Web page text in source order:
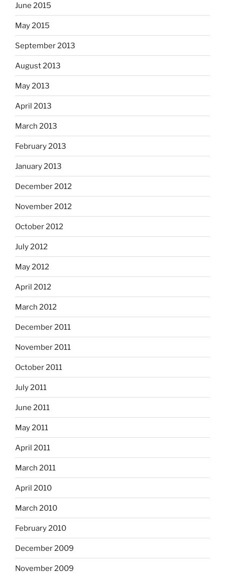
June 2015
May 2015
September 2013
August 2013
May 2013
April 2013
March 2013
February 2013
January 2013
December 2012
November 2012
October 2012
July 2012
May 2012
April 2012
March 2012
December 2011
November 2011
October 2011
July 2011
June 2011
May 2011
April 2011
March 2011
April 2010
March 2010
February 2010
December 2009
November 2009